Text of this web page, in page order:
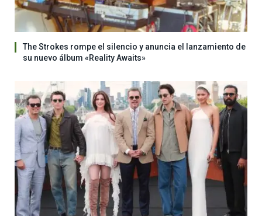
The Strokes rompe el silencio y anuncia el lanzamiento de
su nuevo álbum «Reality Awaits»